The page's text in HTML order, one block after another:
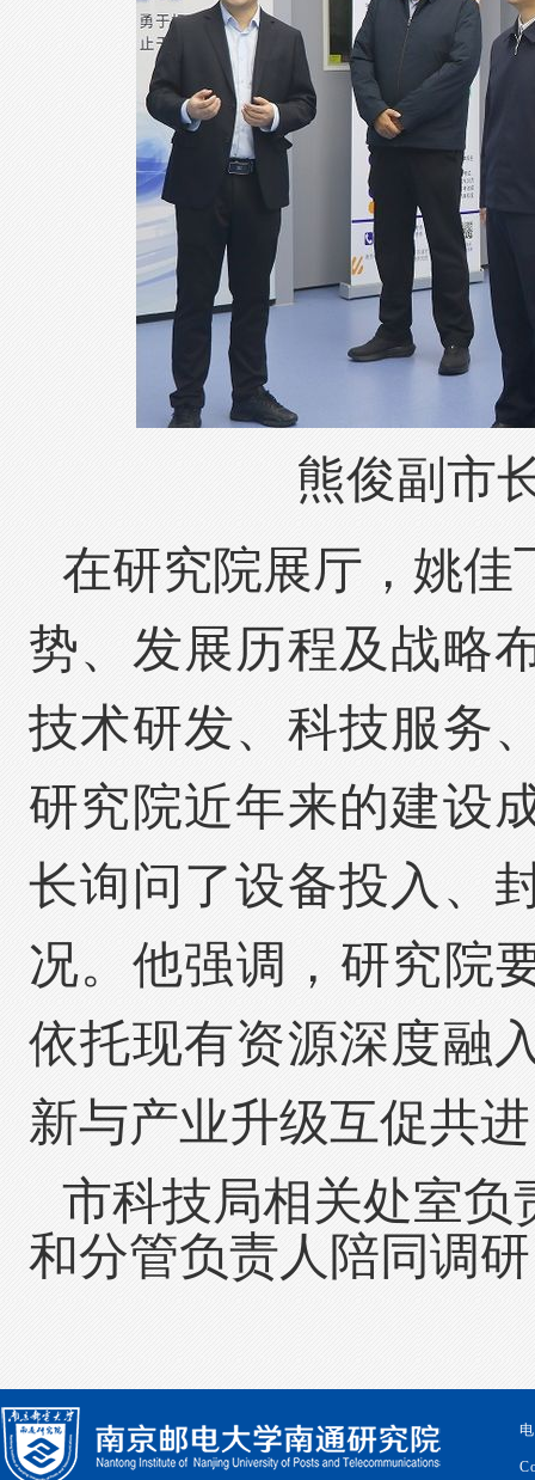
熊俊副市
在研究院展厅，姚佳
势、发展历程及战略
技术研发、科技服务
研究院近年来的建设
长询问了设备投入、
况。他强调，研究院
依托现有资源深度融
新与产业升级互促共
市科技局相关处室负
和分管负责人陪同调